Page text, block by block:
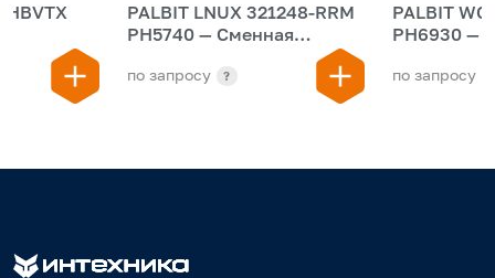
PALBIT LNUX 321248-RRM
PH5740 — Сменная
многогранная пластина
по запросу ?
PALBIT
PH6930 — Пластина
по запросу